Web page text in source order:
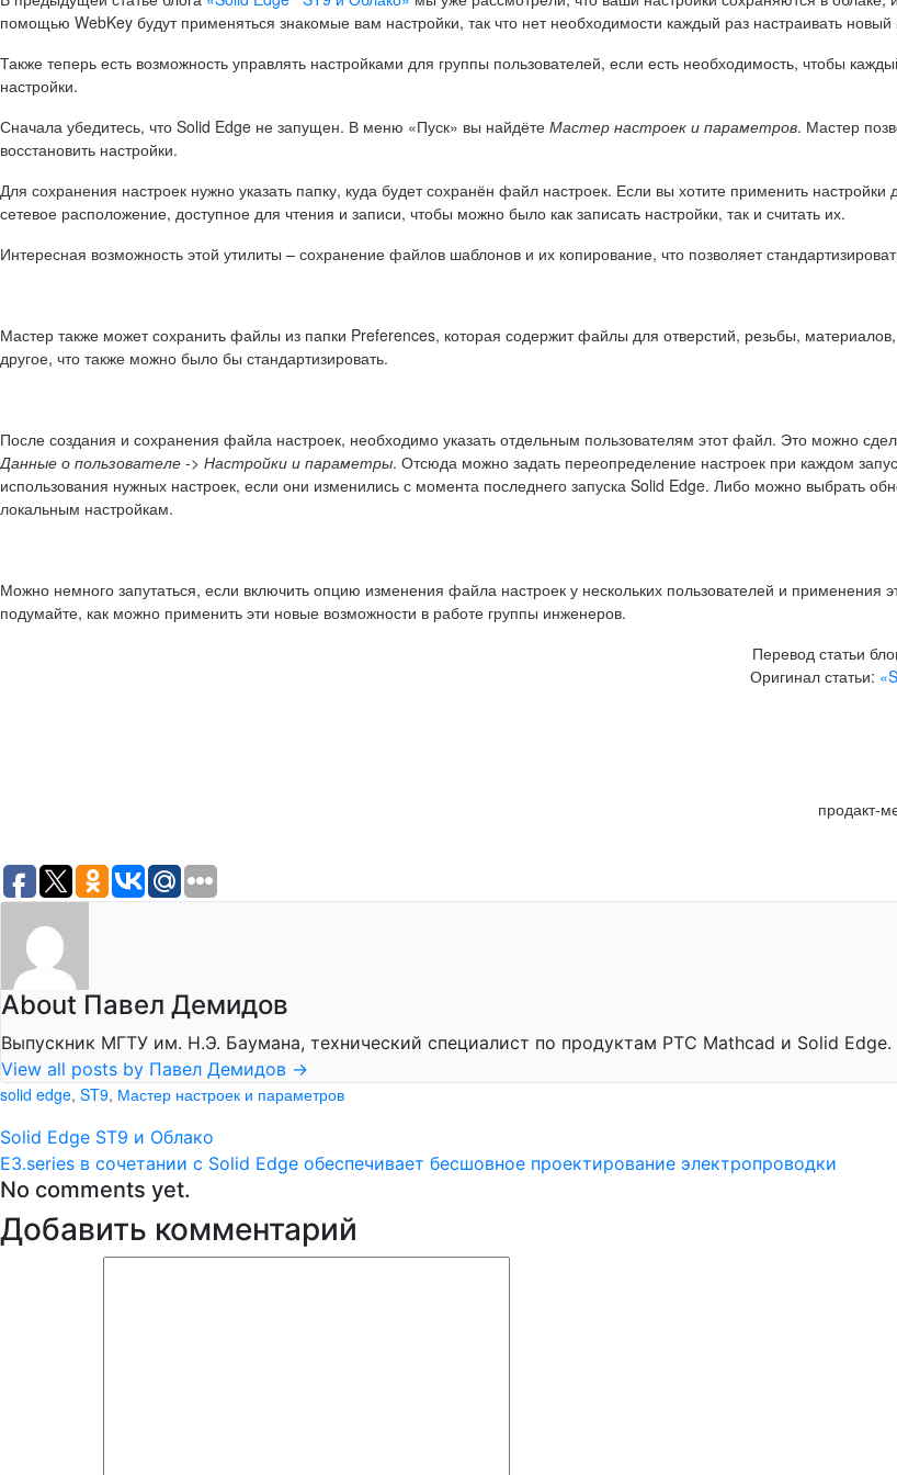
помощью WebKey будут применяться знакомые вам настройки, так что нет необходимости каждый раз настраивать
Также теперь есть возможность управлять настройками для группы пользователей, если есть необходимость, чтобы
настройки.
Сначала убедитесь, что Solid Edge не запущен. В меню «Пуск» вы найдёте Мастер настроек и параметров. Мастер
восстановить настройки.
Для сохранения настроек нужно указать папку, куда будет сохранён файл настроек. Если вы хотите применить
сетевое расположение, доступное для чтения и записи, чтобы можно было как записать настройки, так и считать их.
Интересная возможность этой утилиты – сохранение файлов шаблонов и их копирование, что позволяет
Мастер также может сохранить файлы из папки Preferences, которая содержит файлы для отверстий, резьбы,
другое, что также можно было бы стандартизировать.
После создания и сохранения файла настроек, необходимо указать отдельным пользователям этот файл. Это можно
Данные о пользователе -> Настройки и параметры. Отсюда можно задать переопределение настроек при каждом
использования нужных настроек, если они изменились с момента последнего запуска Solid Edge. Либо можно выбрать
локальным настройкам.
Можно немного запутаться, если включить опцию изменения файла настроек у нескольких пользователей и применения
подумайте, как можно применить эти новые возможности в работе группы инженеров.
Перевод статьи
Оригинал статьи:
продакт-
About Павел Демидов
Выпускник МГТУ им. Н.Э. Баумана, технический специалист по продуктам PTC Mathcad и Solid Edge.
View all posts by Павел Демидов →
solid edge, ST9, Мастер настроек и параметров
Solid Edge ST9 и Облако
E3.series в сочетании с Solid Edge обеспечивает бесшовное проектирование электропроводки
No comments yet.
Добавить комментарий